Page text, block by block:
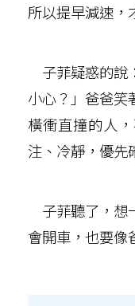
所以提早減速，
子菲疑惑的說
小心？」爸爸笑
橫衝直撞的人
注、冷靜，優先
子菲聽了，想
會開車，也要像